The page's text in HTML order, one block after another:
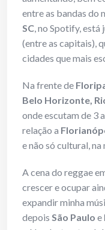
entre as bandas do
SC, no Spotify, está
(entre as capitais),
cidades que mais
Na frente de
Belo Horizonte,
onde escutam de 3
relação a
e não só cultural,
A cena do reggae
crescer e ocupar
expandir minha
depois São Paulo e